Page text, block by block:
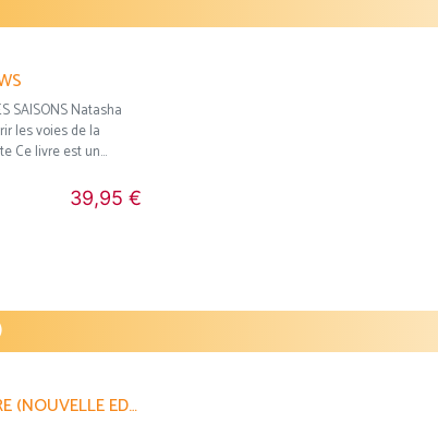
SAISONS Natasha
les voies de la
Ce livre est un...
39,95 €
YOGA 2500 ANS D'HISTOIRE (NOUVELLE EDITION) CLÉMENTINE ERPICUM